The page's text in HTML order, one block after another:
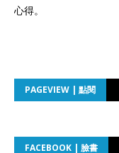
心得。
PAGEVIEW | 點閱
FACEBOOK | 臉書